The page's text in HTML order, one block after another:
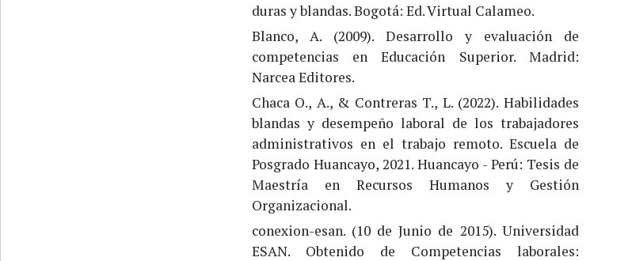
duras y blandas. Bogotá: Ed. Virtual Calameo.
Blanco, A. (2009). Desarrollo y evaluación de
competencias en Educación Superior. Madrid:
Narcea Editores.
Chaca O., A., & Contreras T., L. (2022). Habilidades
blandas y desempeño laboral de los trabajadores
administrativos en el trabajo remoto. Escuela de
Posgrado Huancayo, 2021. Huancayo - Perú: Tesis de
Maestría en Recursos Humanos y Gestión
Organizacional.
conexion-esan. (10 de Junio de 2015). Universidad
ESAN. Obtenido de Competencias laborales: